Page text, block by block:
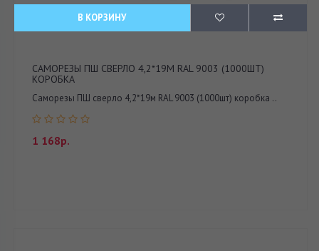
В КОРЗИНУ
САМОРЕЗЫ ПШ СВЕРЛО 4,2*19М RAL 9003 (1000ШТ)
КОРОБКА
Саморезы ПШ сверло 4,2*19м RAL 9003 (1000шт) коробка ..
1 168р.